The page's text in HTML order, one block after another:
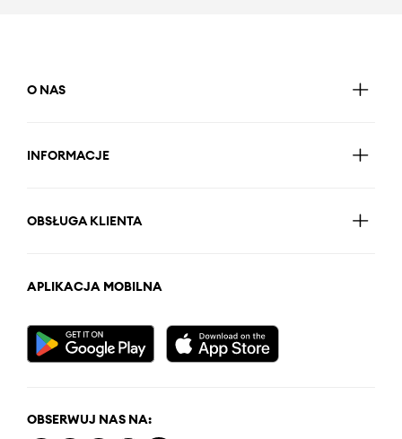
O NAS
INFORMACJE
OBSŁUGA KLIENTA
APLIKACJA MOBILNA
OBSERWUJ NAS NA: